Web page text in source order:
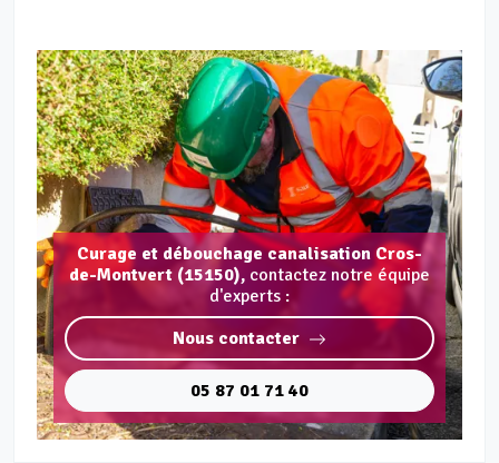
Curage et débouchage canalisation Cros-
de-Montvert (15150), contactez notre équipe
d'experts :
Nous contacter
05 87 01 71 40